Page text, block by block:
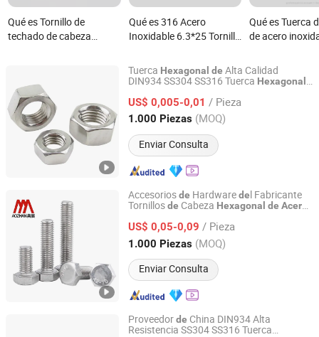
Qué es Tornillo de
techado de cabeza
para metal en lámina
Qué es 316 Acero
Inoxidable 6.3*25 Tornillo
Cabeza Hexagonal para
Soluciones de
Qué es Tuerca
de acero
bloqueo de
hexagonal de
Tuerca Hexagonal de Alta Calidad
DIN934 SS304 SS316 Tuerca Hexagonal
US$ 0,005-0,01 / Pieza
1.000 Piezas (MOQ)
Enviar Consulta
NINGBO YINZHOU GONUO HARDWARE CO., LTD.
Zhejiang, China Desde 2015
Accesoriosde Hardwaredel Fabricante
Tornillosde Cabeza Hexagonal de Acero
US$ 0,05-0,09 / Pieza
1.000 Piezas (MOQ)
Enviar Consulta
Nanning Aozhan Hardware Fastener Co., Ltd.
Guangxi, China Desde 2025
Proveedorde China DIN934 Alta
Resistencia SS304 SS316 Tuerca